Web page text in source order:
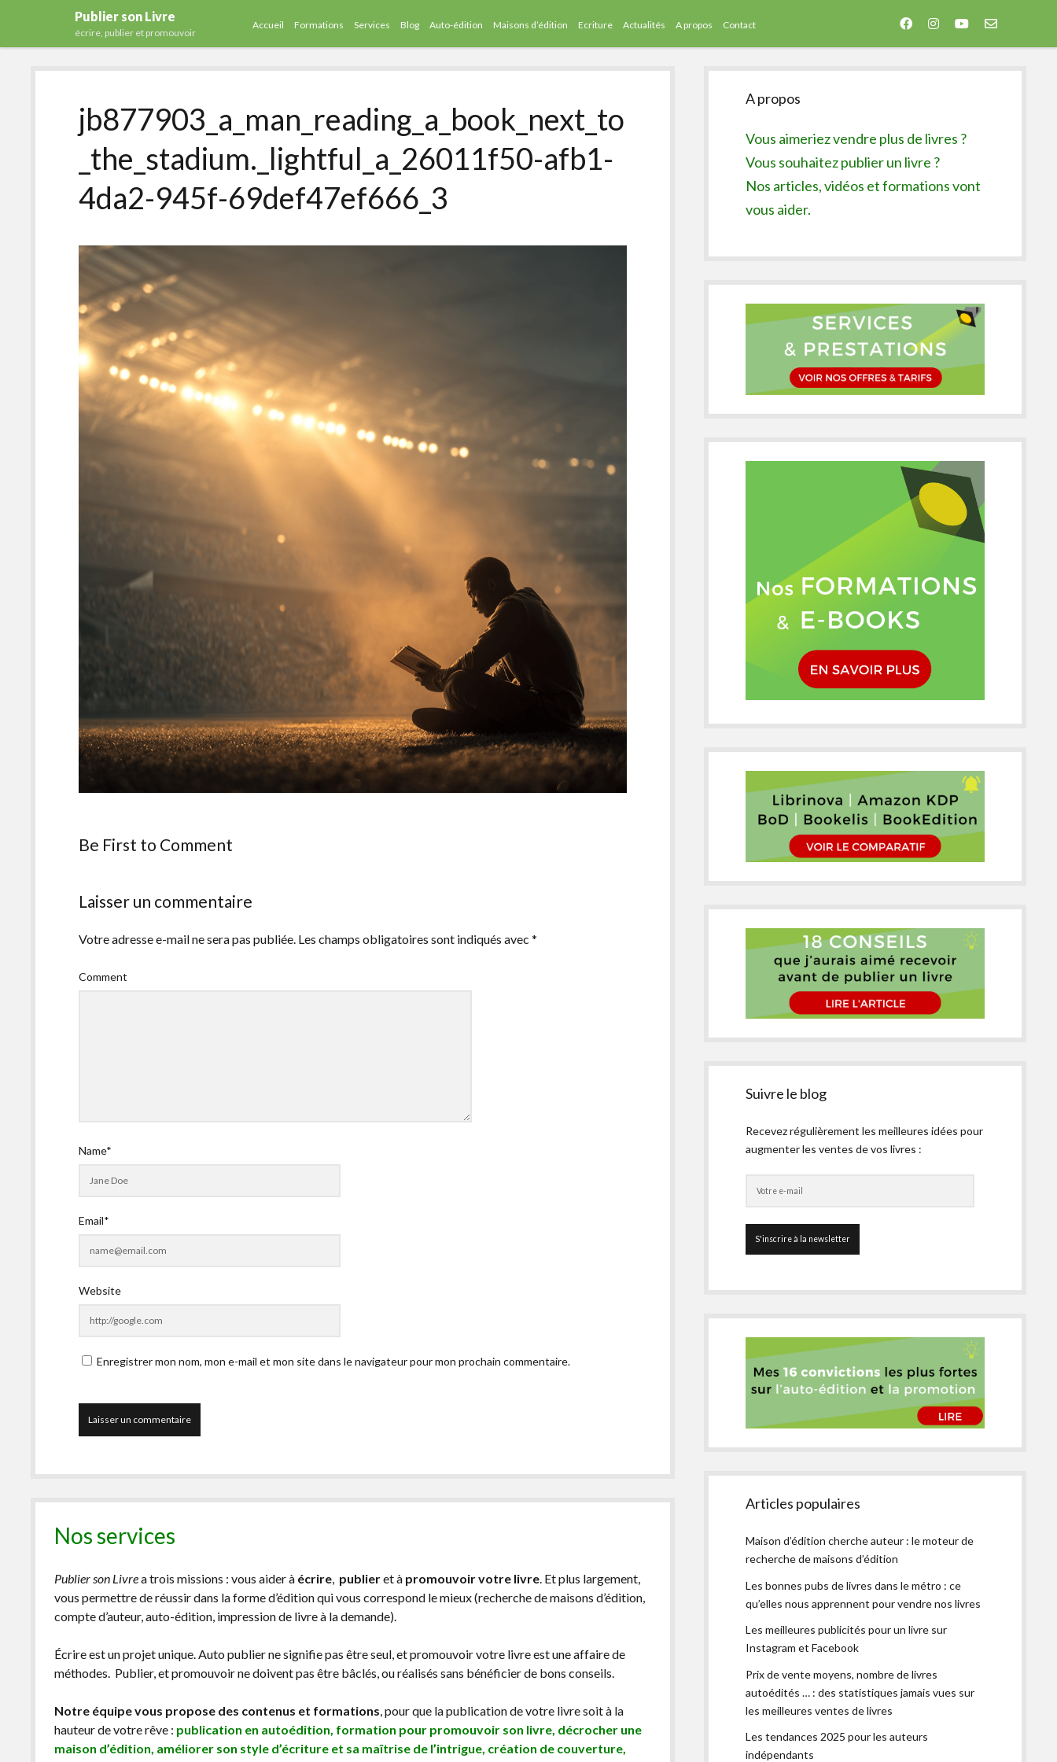
Publier son Livre
écrire, publier et promouvoir
Accueil Formations Services Blog Auto-édition Maisons d’édition Ecriture Actualités A propos Contact facebookinstagram
youtubeemail-
jb877903_a_man_reading_a_book_next_to
_the_stadium._lightful_a_26011f50-afb1-
4da2-945f-69def47ef666_3
Be First to Comment
Laisser un commentaire
Votre adresse e-mail ne sera pas publiée. Les champs obligatoires sont indiqués avec*
Comment
Name*
Email*
Website
Enregistrer mon nom, mon e-mail et mon site dans le navigateur pour mon prochain commentaire.
Nos services
Publier son Livrea trois missions : vous aider à écrire, publieret à promouvoir votre livre. Et plus largement,
vous permettre de réussir dans la forme d’édition qui vous correspond le mieux (recherche de maisons d’édition,
compte d’auteur, auto-édition, impression de livre à la demande).
Écrire est un projet unique. Auto publier ne signifie pas être seul, et promouvoir votre livre est une affaire de
méthodes. Publier, et promouvoir ne doivent pas être bâclés, ou réalisés sans bénéficier de bons conseils.
Notre équipe vous propose des contenus et formations, pour que la publication de votre livre soit à la
hauteur de votre rêve : publication en autoédition, formation pour promouvoir son livre, décrocher une
maison d’édition, améliorer son style d’écriture et sa maîtrise de l’intrigue, création de couverture,
Sidebar
A propos
Vous aimeriez vendre plus de livres ?
Vous souhaitez publier un livre ?
Nos articles, vidéos et formations vont
vous aider.
Suivre le blog
Recevez régulièrement les meilleures idées pour
augmenter les ventes de vos livres :
Articles populaires
Maison d’édition cherche auteur : le moteur de
recherche de maisons d’édition
Les bonnes pubs de livres dans le métro : ce
qu’elles nous apprennent pour vendre nos livres
Les meilleures publicités pour un livre sur
Instagram et Facebook
Prix de vente moyens, nombre de livres
autoédités … : des statistiques jamais vues sur
les meilleures ventes de livres
Les tendances 2025 pour les auteurs
indépendants